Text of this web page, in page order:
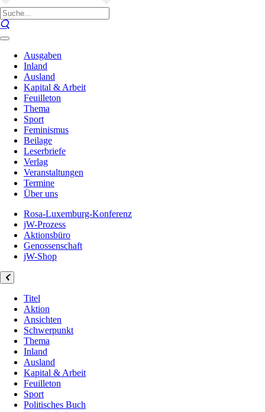
Ausgaben
Inland
Ausland
Kapital & Arbeit
Feuilleton
Thema
Sport
Feminismus
Beilage
Leserbriefe
Verlag
Veranstaltungen
Termine
Über uns
Rosa-Luxemburg-Konferenz
jW-Prozess
Aktionsbüro
Genossenschaft
jW-Shop
Titel
Aktion
Ansichten
Schwerpunkt
Thema
Inland
Ausland
Kapital & Arbeit
Feuilleton
Sport
Politisches Buch